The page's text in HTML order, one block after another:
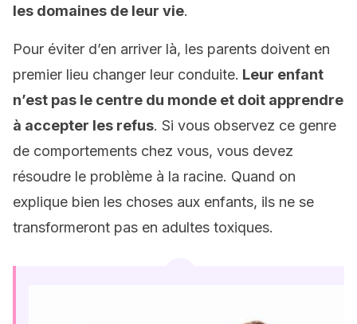
les domaines de leur vie.
Pour éviter d’en arriver là, les parents doivent en
premier lieu changer leur conduite. Leur enfant
n’est pas le centre du monde et doit apprendre
à accepter les refus. Si vous observez ce genre
de comportements chez vous, vous devez
résoudre le problème à la racine. Quand on
explique bien les choses aux enfants, ils ne se
transformeront pas en adultes toxiques.